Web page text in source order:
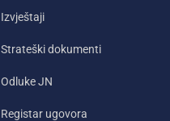
Izvještaji
Strateški dokumenti
Odluke JN
Registar ugovora